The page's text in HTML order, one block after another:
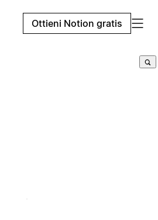
Ottieni Notion gratis